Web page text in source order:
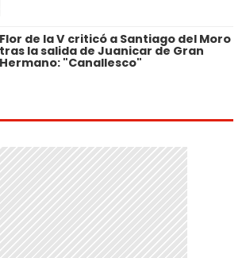
Flor de la V criticó a Santiago del Moro
tras la salida de Juanicar de Gran
Hermano: "Canallesco"